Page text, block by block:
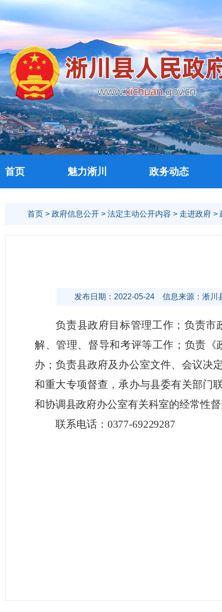
首页 魅力淅川 政务动态
首页 > 政府信息公开 > 法定主动公开内容 > 走进政府 >
发布日期：2022-05-24 信息来源：淅川
负责县政府目标管理工作；负责
解、管理、督导和考评等工作；负责
办；负责县政府及办公室文件、会议决
和重大专项督查，承办与县委有关部门
和协调县政府办公室有关科室的经常性
联系电话：0377-69229287